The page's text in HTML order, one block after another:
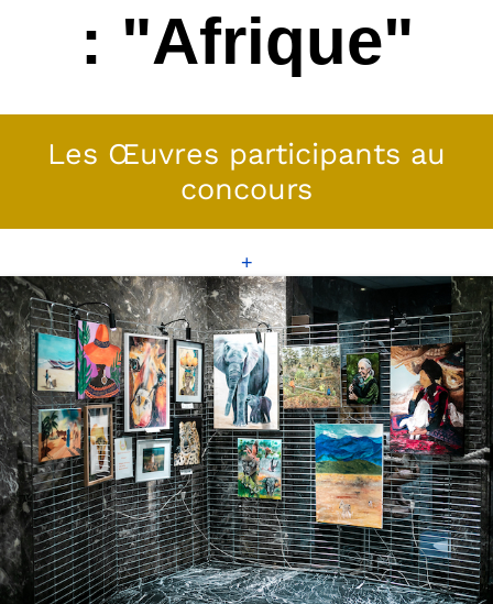
: "Afrique"
Les Œuvres participants au
concours
+